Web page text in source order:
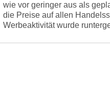
wie vor geringer aus als
die Preise auf allen
Werbeaktivität wurde